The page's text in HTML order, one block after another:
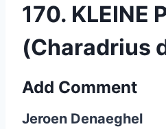
170. KLEINE
(Charadrius
Add Comment
Jeroen Denaeghel